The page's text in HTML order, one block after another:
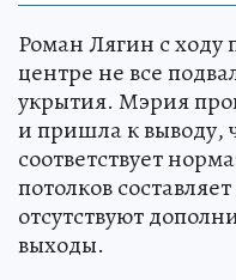
Роман Лягин с ходу
центре не все
укрытия. Мэрия
и пришла к выводу,
соответствует
потолков
отсутствуют
выходы.